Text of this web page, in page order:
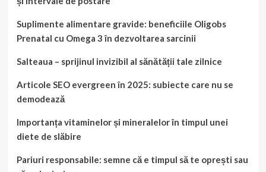
Suplimente alimentare gravide: beneficiile Oligobs
Prenatal cu Omega 3 în dezvoltarea sarcinii
Salteaua – sprijinul invizibil al sănătății tale zilnice
Articole SEO evergreen în 2025: subiecte care nu se
demodează
Importanța vitaminelor și mineralelor în timpul unei
diete de slăbire
Pariuri responsabile: semne că e timpul să te oprești sau